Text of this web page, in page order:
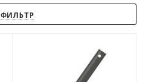
ФИЛЬТР